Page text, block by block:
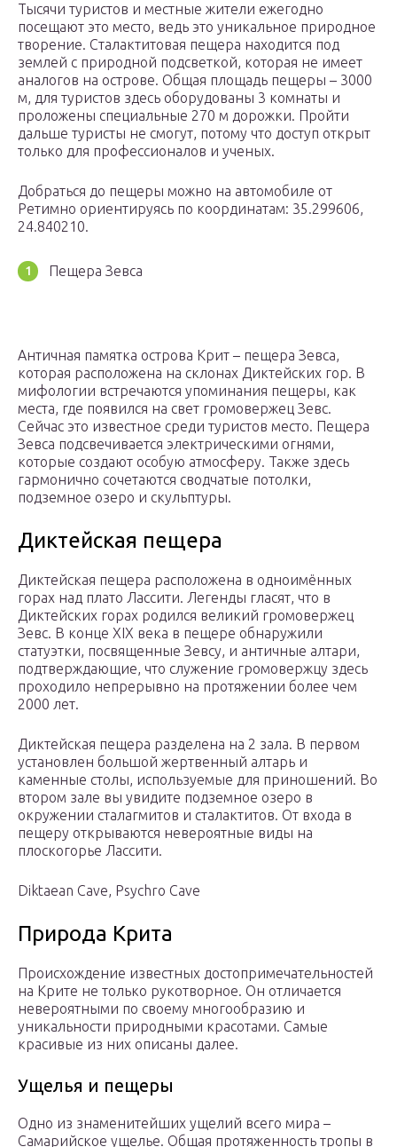
Тысячи туристов и местные жители ежегодно
посещают это место, ведь это уникальное природное
творение. Сталактитовая пещера находится под
землей с природной подсветкой, которая не имеет
аналогов на острове. Общая площадь пещеры – 3000
м, для туристов здесь оборудованы 3 комнаты и
проложены специальные 270 м дорожки. Пройти
дальше туристы не смогут, потому что доступ открыт
только для профессионалов и ученых.
Добраться до пещеры можно на автомобиле от
Ретимно ориентируясь по координатам: 35.299606,
24.840210.
Пещера Зевса
Античная памятка острова Крит – пещера Зевса,
которая расположена на склонах Диктейских гор. В
мифологии встречаются упоминания пещеры, как
места, где появился на свет громовержец Зевс.
Сейчас это известное среди туристов место. Пещера
Зевса подсвечивается электрическими огнями,
которые создают особую атмосферу. Также здесь
гармонично сочетаются сводчатые потолки,
подземное озеро и скульптуры.
Диктейская пещера
Диктейская пещера расположена в одноимённых
горах над плато Лассити. Легенды гласят, что в
Диктейских горах родился великий громовержец
Зевс. В конце XIX века в пещере обнаружили
статуэтки, посвященные Зевсу, и античные алтари,
подтверждающие, что служение громовержцу здесь
проходило непрерывно на протяжении более чем
2000 лет.
Диктейская пещера разделена на 2 зала. В первом
установлен большой жертвенный алтарь и
каменные столы, используемые для приношений. Во
втором зале вы увидите подземное озеро в
окружении сталагмитов и сталактитов. От входа в
пещеру открываются невероятные виды на
плоскогорье Лассити.
Diktaean Cave, Psychro Cave
Природа Крита
Происхождение известных достопримечательностей
на Крите не только рукотворное. Он отличается
невероятными по своему многообразию и
уникальности природными красотами. Самые
красивые из них описаны далее.
Ущелья и пещеры
Одно из знаменитейших ущелий всего мира –
Самарийское ущелье. Общая протяженность тропы в